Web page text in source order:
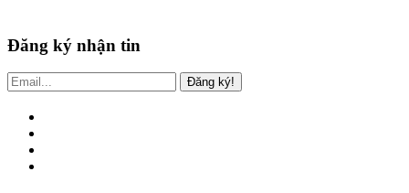
Đăng ký nhận tin
Đăng ký!